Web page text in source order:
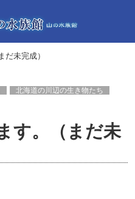
だ未完成）
北海道の川辺の生き物たち
す。（まだ未